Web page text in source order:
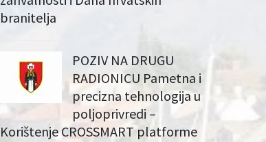
branitelja
POZIV NA DRUGU
RADIONICU Pametna i
precizna tehnologija u
poljoprivredi –
Korištenje CROSSMART platforme